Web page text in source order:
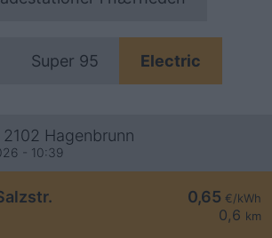
Super 95 Electric
Hagenbrunn
- 10:39
0,65 €/kWh
0,6 km